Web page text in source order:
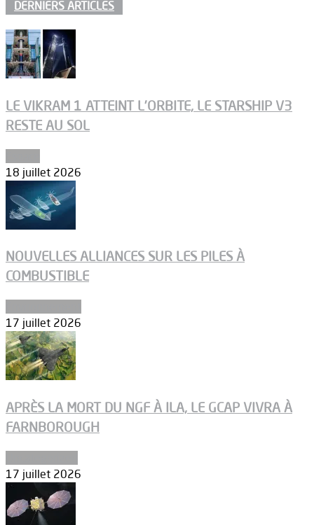
DERNIERS ARTICLES
LE VIKRAM 1 ATTEINT L’ORBITE, LE STARSHIP V3
RESTE AU SOL
18 juillet 2026
NOUVELLES ALLIANCES SUR LES PILES À
COMBUSTIBLE
17 juillet 2026
APRÈS LA MORT DU NGF À ILA, LE GCAP VIVRA À
FARNBOROUGH
17 juillet 2026